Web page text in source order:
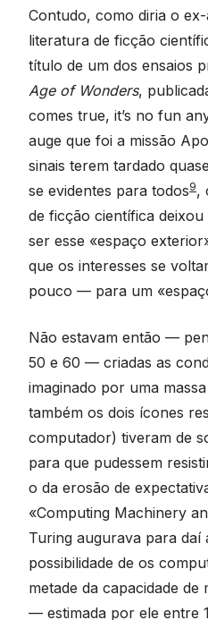
Contudo, como diria o
literatura de ficção
título de um dos ensaios
Age of Wonders,
comes true, it’s no fun
auge que foi a missão
sinais terem tardado
se evidentes para todos9,
de ficção científica
ser esse «espaço
que os interesses se
pouco — para um
Não estavam então —
50 e 60 — criadas as
imaginado por uma
também os dois ícones
computador) tiveram de
para que pudessem
o da erosão de
«Computing Machinery
Turing augurava para daí
possibilidade de os
metade da capacidade
— estimada por ele entre